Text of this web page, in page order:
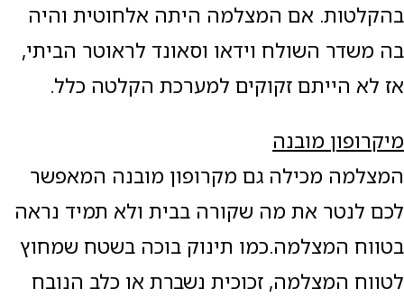
בהקלטות. אם המצלמה היתה אלחוטית והיה
בה משדר השולח וידאו וסאונד לראוטר הביתי,
אז לא הייתם זקוקים למערכת הקלטה כלל.
מיקרופון מובנה
המצלמה מכילה גם מקרופון מובנה המאפשר
לכם לנטר את מה שקורה בבית ולא תמיד נראה
בטווח המצלמה.כמו תינוק בוכה בשטח שמחוץ
לטווח המצלמה, זכוכית נשברת או כלב הנובח